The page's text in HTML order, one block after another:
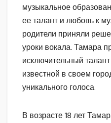
музыкальное
ее талант и любовь к
родители приняли
уроки вокала. Тамара
исключительный
известной в своем
уникального голоса.
В возрасте 18 лет